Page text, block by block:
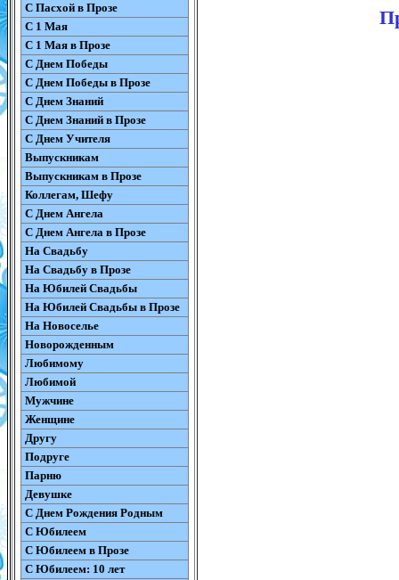
С Пасхой в Прозе
С 1 Мая
С 1 Мая в Прозе
С Днем Победы
С Днем Победы в Прозе
С Днем Знаний
С Днем Знаний в Прозе
С Днем Учителя
Выпускникам
Выпускникам в Прозе
Коллегам, Шефу
С Днем Ангела
С Днем Ангела в Прозе
На Свадьбу
На Свадьбу в Прозе
На Юбилей Свадьбы
На Юбилей Свадьбы в Прозе
На Новоселье
Новорожденным
Любимому
Любимой
Мужчине
Женщине
Другу
Подруге
Парню
Девушке
С Днем Рождения Родным
С Юбилеем
С Юбилеем в Прозе
С Юбилеем: 10 лет